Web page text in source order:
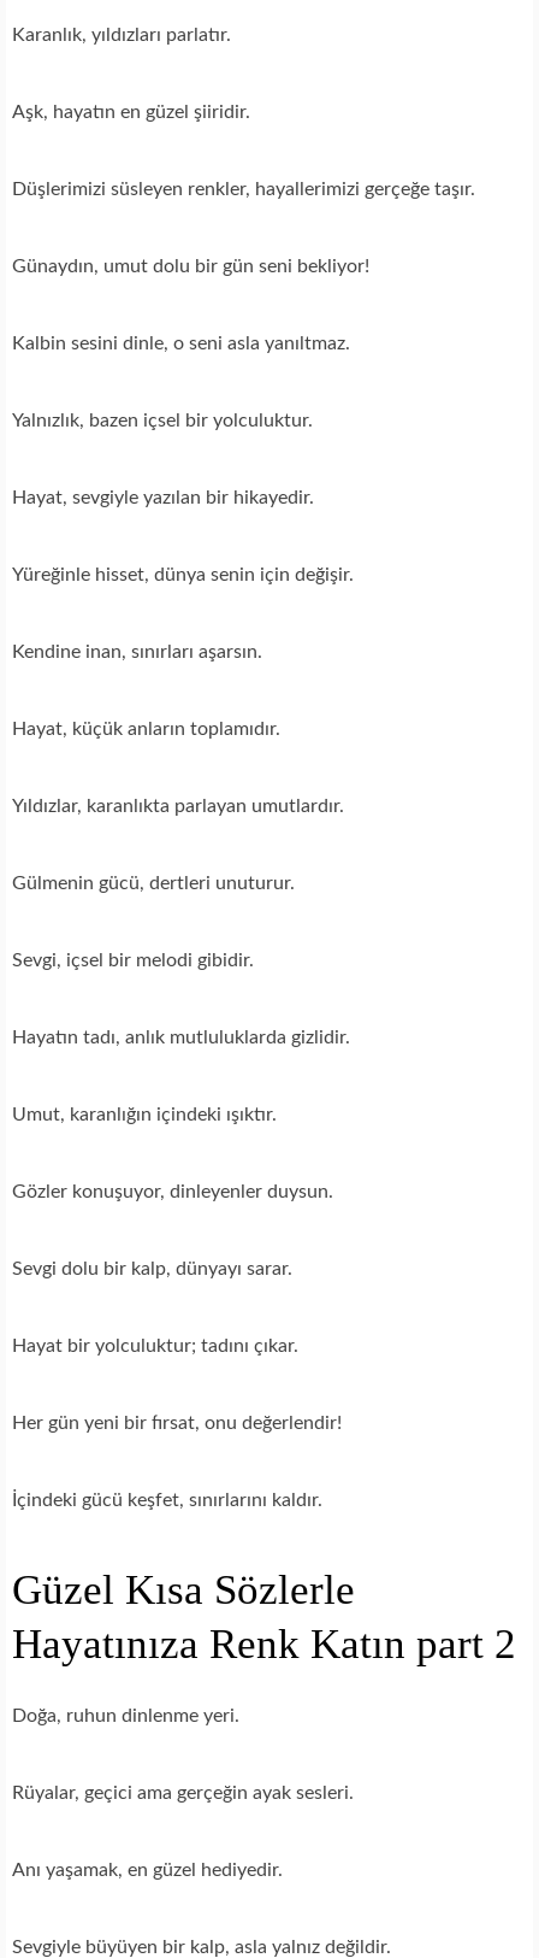
Karanlık, yıldızları parlatır.
Aşk, hayatın en güzel şiiridir.
Düşlerimizi süsleyen renkler, hayallerimizi gerçeğe taşır.
Günaydın, umut dolu bir gün seni bekliyor!
Kalbin sesini dinle, o seni asla yanıltmaz.
Yalnızlık, bazen içsel bir yolculuktur.
Hayat, sevgiyle yazılan bir hikayedir.
Yüreğinle hisset, dünya senin için değişir.
Kendine inan, sınırları aşarsın.
Hayat, küçük anların toplamıdır.
Yıldızlar, karanlıkta parlayan umutlardır.
Gülmenin gücü, dertleri unuturur.
Sevgi, içsel bir melodi gibidir.
Hayatın tadı, anlık mutluluklarda gizlidir.
Umut, karanlığın içindeki ışıktır.
Gözler konuşuyor, dinleyenler duysun.
Sevgi dolu bir kalp, dünyayı sarar.
Hayat bir yolculuktur; tadını çıkar.
Her gün yeni bir fırsat, onu değerlendir!
İçindeki gücü keşfet, sınırlarını kaldır.
Güzel Kısa Sözlerle
Hayatınıza Renk Katın part 2
Doğa, ruhun dinlenme yeri.
Rüyalar, geçici ama gerçeğin ayak sesleri.
Anı yaşamak, en güzel hediyedir.
Sevgiyle büyüyen bir kalp, asla yalnız değildir.